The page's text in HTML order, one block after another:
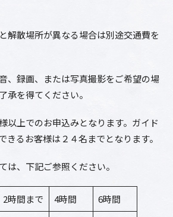
解散場所が異なる場合は別途交通費を
、録画、または写真撮影をご希望の場
承を得てください。
以上でのお申込みとなります。ガイド
きるお客様は２４名までとなります。
は、下記ご参照ください。
2時間まで 4時間
6時間